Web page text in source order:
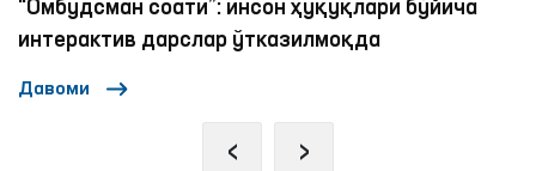
Ижтимоий тармоқларда аёллар ва
нисбатан зўравонликка қарши курашиш
Давоми
‹ ›